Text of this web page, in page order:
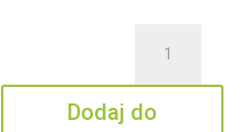
04
SCF
Dodaj do